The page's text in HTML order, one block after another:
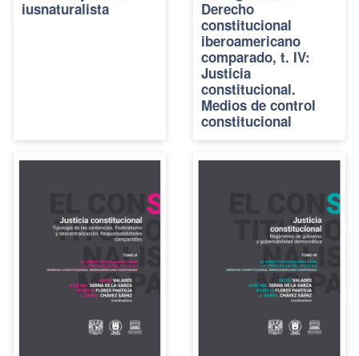
iusnaturalista
Derecho
constitucional
iberoamericano
comparado, t. IV:
Justicia
constitucional.
Medios de control
constitucional